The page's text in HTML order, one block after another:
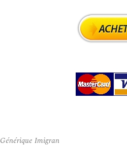
Générique Imigran